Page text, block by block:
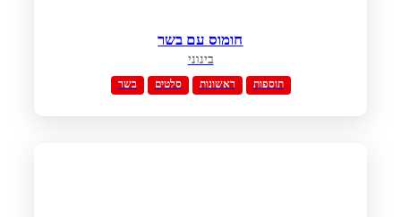
חומוס עם בשר
בינוני
בשר סלטים ראשונות תוספות